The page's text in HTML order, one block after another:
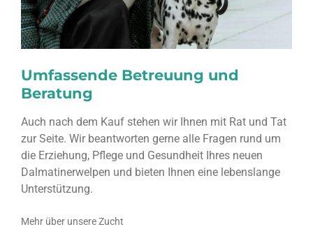
Umfassende Betreuung und
Beratung
Auch nach dem Kauf stehen wir Ihnen mit Rat und Tat
zur Seite. Wir beantworten gerne alle Fragen rund um
die Erziehung, Pflege und Gesundheit Ihres neuen
Dalmatinerwelpen und bieten Ihnen eine lebenslange
Unterstützung.
Mehr über unsere Zucht